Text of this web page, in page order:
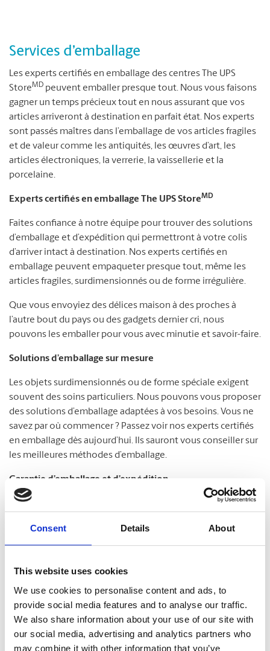
Consent Details About
This website uses cookies
We use cookies to personalise content and ads, to
provide social media features and to analyse our traffic.
We also share information about your use of our site with
our social media, advertising and analytics partners who
may combine it with other information that you’ve
Services d’emballage
Les experts certifiés en emballage des centres The UPS
StoreMD peuvent emballer presque tout. Nous vous faisons
gagner un temps précieux tout en nous assurant que vos
articles arriveront à destination en parfait état. Nos experts
sont passés maîtres dans l’emballage de vos articles fragiles
et de valeur comme les antiquités, les œuvres d’art, les
articles électroniques, la verrerie, la vaissellerie et la
porcelaine.
Experts certifiés en emballage The UPS StoreMD
Faites confiance à notre équipe pour trouver des solutions
d’emballage et d’expédition qui permettront à votre colis
d’arriver intact à destination. Nos experts certifiés en
emballage peuvent empaqueter presque tout, même les
articles fragiles, surdimensionnés ou de forme irrégulière.
Que vous envoyiez des délices maison à des proches à
l’autre bout du pays ou des gadgets dernier cri, nous
pouvons les emballer pour vous avec minutie et savoir-faire.
Solutions d’emballage sur mesure
Les objets surdimensionnés ou de forme spéciale exigent
souvent des soins particuliers. Nous pouvons vous proposer
des solutions d’emballage adaptées à vos besoins. Vous ne
savez par où commencer ? Passez voir nos experts certifiés
en emballage dès aujourd’hui. Ils sauront vous conseiller sur
les meilleures méthodes d’emballage.
Garantie d’emballage et d’expédition
Nous savons combien vos envois sont importants. À The
Nos experts certifiés en emballage sont passés maîtres dans
la protection de vos colis. C’est pourquoi nous répondons
notre Garantie d’emballage et d’expédition. Passez nous voir
pour en savoir plus !